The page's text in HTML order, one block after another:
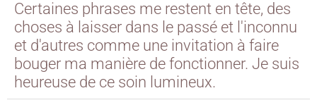
Certaines phrases me restent en tête, des
choses à laisser dans le passé et l'inconnu
et d'autres comme une invitation à faire
bouger ma manière de fonctionner. Je suis
heureuse de ce soin lumineux.